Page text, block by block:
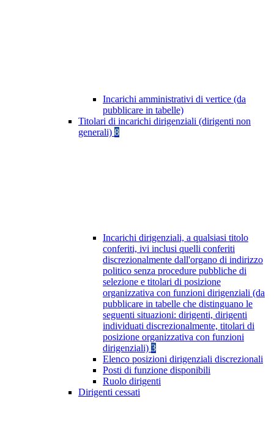
Incarichi amministrativi di vertice (da
pubblicare in tabelle)
Titolari di incarichi dirigenziali (dirigenti non
generali) 8
Incarichi dirigenziali, a qualsiasi titolo
conferiti, ivi inclusi quelli conferiti
discrezionalmente dall'organo di indirizzo
politico senza procedure pubbliche di
selezione e titolari di posizione
organizzativa con funzioni dirigenziali (da
pubblicare in tabelle che distinguano le
seguenti situazioni: dirigenti, dirigenti
individuati discrezionalmente, titolari di
posizione organizzativa con funzioni
dirigenziali) 3
Elenco posizioni dirigenziali discrezionali
Posti di funzione disponibili
Ruolo dirigenti
Dirigenti cessati